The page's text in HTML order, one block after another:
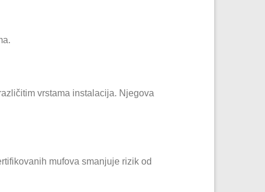
vrstama instalacija. Njegova
mufova smanjuje rizik od